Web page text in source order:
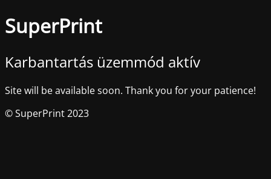
SuperPrint
Karbantartás üzemmód aktív
Site will be available soon. Thank you for your patience!
© SuperPrint 2023